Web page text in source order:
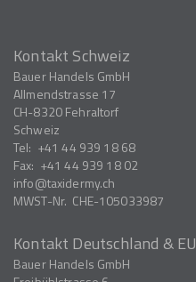
Kontakt Schweiz
Bauer Handels GmbH
Allmendstrasse 17
CH-8320Fehraltorf
Schweiz
Tel: +41 44 939 18 68
Fax: +41 44 939 18 02
info
taxidermy.ch
MWST-Nr. CHE-105033987
Kontakt Deutschland & EU
Bauer Handels GmbH